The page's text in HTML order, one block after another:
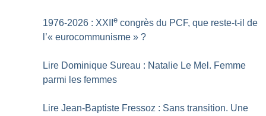
1976-2026 : XXIIe congrès du PCF, que reste-t-il de
l’« eurocommunisme » ?
Lire Dominique Sureau : Natalie Le Mel. Femme
parmi les femmes
Lire Jean-Baptiste Fressoz : Sans transition. Une